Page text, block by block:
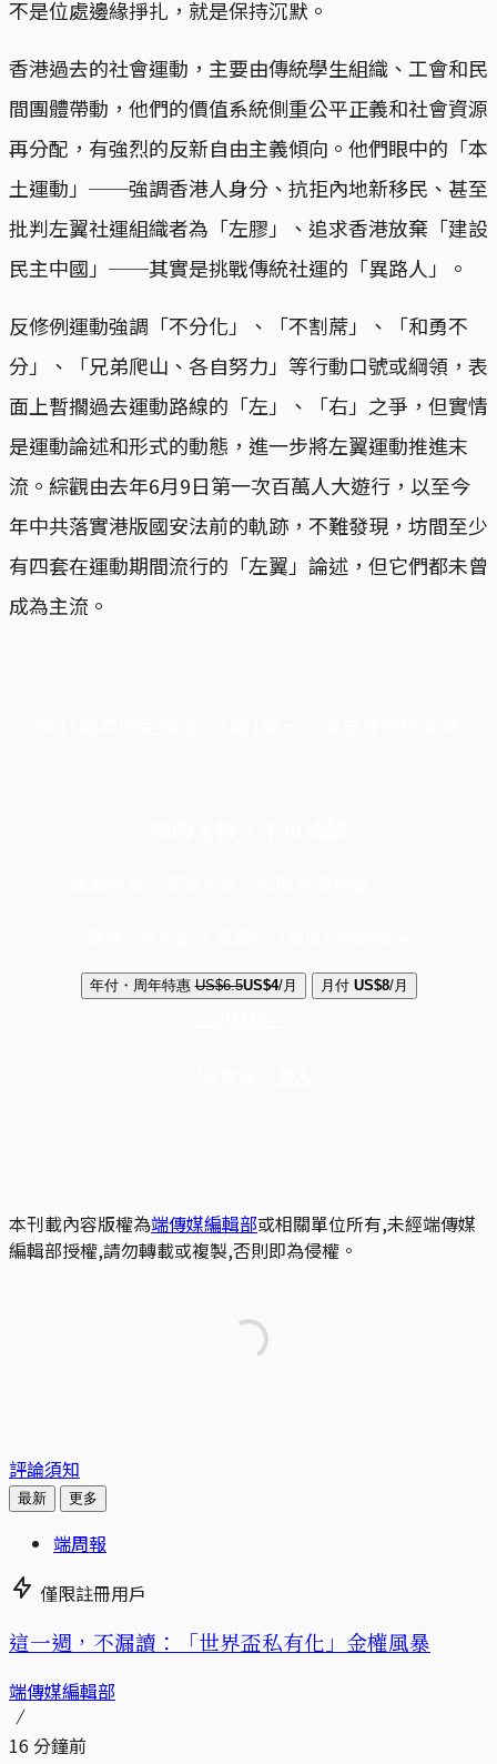
不是位處邊緣掙扎，就是保持沉默。
香港過去的社會運動，主要由傳統學生組織、工會和民
間團體帶動，他們的價值系統側重公平正義和社會資源
再分配，有強烈的反新自由主義傾向。他們眼中的「本
土運動」──強調香港人身分、抗拒內地新移民、甚至
批判左翼社運組織者為「左膠」、追求香港放棄「建設
民主中國」──其實是挑戰傳統社運的「異路人」。
反修例運動強調「不分化」、「不割蓆」、「和勇不
分」、「兄弟爬山、各自努力」等行動口號或綱領，表
面上暫擱過去運動路線的「左」、「右」之爭，但實情
是運動論述和形式的動態，進一步將左翼運動推進末
流。綜觀由去年6月9日第一次百萬人大遊行，以至今
年中共落實港版國安法前的軌跡，不難發現，坊間至少
有四套在運動期間流行的「左翼」論述，但它們都未曾
成為主流。
年付・周年特惠 US$6.5US$4/月 月付 US$8/月
本刊載內容版權為端傳媒編輯部或相關單位所有,未經端傳媒
編輯部授權,請勿轉載或複製,否則即為侵權。
評論須知
最新 更多
端周報
僅限註冊用戶
這一週，不漏讀：「世界盃私有化」金權風暴
端傳媒編輯部
16 分鐘前